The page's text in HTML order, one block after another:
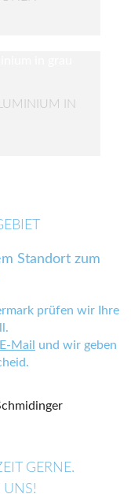
IN
Standort zum
prüfen wir Ihre
Mail
und wir geben
GERNE.
UNS!